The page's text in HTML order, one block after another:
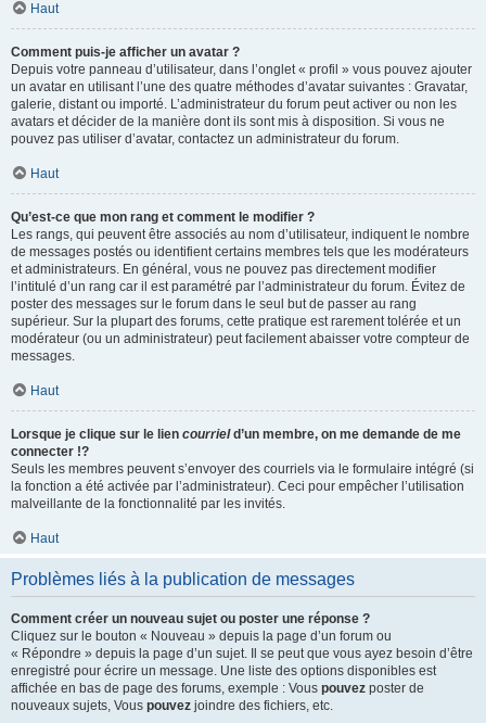
Haut
Comment puis-je afficher un avatar ?
Depuis votre panneau d’utilisateur, dans l’onglet « profil » vous pouvez ajouter
un avatar en utilisant l’une des quatre méthodes d’avatar suivantes : Gravatar,
galerie, distant ou importé. L’administrateur du forum peut activer ou non les
avatars et décider de la manière dont ils sont mis à disposition. Si vous ne
pouvez pas utiliser d’avatar, contactez un administrateur du forum.
Haut
Qu’est-ce que mon rang et comment le modifier ?
Les rangs, qui peuvent être associés au nom d’utilisateur, indiquent le nombre
de messages postés ou identifient certains membres tels que les modérateurs
et administrateurs. En général, vous ne pouvez pas directement modifier
l’intitulé d’un rang car il est paramétré par l’administrateur du forum. Évitez de
poster des messages sur le forum dans le seul but de passer au rang
supérieur. Sur la plupart des forums, cette pratique est rarement tolérée et un
modérateur (ou un administrateur) peut facilement abaisser votre compteur de
messages.
Haut
Lorsque je clique sur le lien courrield’un membre, on me demande de me
connecter !?
Seuls les membres peuvent s’envoyer des courriels via le formulaire intégré (si
la fonction a été activée par l’administrateur). Ceci pour empêcher l’utilisation
malveillante de la fonctionnalité par les invités.
Haut
Problèmes liés à la publication de messages
Comment créer un nouveau sujet ou poster une réponse ?
Cliquez sur le bouton « Nouveau » depuis la page d’un forum ou
« Répondre » depuis la page d’un sujet. Il se peut que vous ayez besoin d’être
enregistré pour écrire un message. Une liste des options disponibles est
affichée en bas de page des forums, exemple : Vous pouvez poster de
nouveaux sujets, Vous pouvez joindre des fichiers, etc.